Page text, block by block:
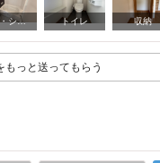
バス・シャワールーム ※別号室の写真になります※ トイレ 収納
もっと送ってもらう